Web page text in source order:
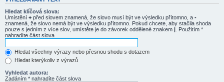
Hledat klíčová slova:
Umístění + před slovem znamená, že slovo musí být ve výsledku přítomno, a -
znamená, že slovo nemá být ve výsledku přítomno. Pokud chcete, aby stačila shoda
pouze s jedním z více slov, umístěte je do závorek oddělené znakem
. Použitím *
nahradíte část slova
Hledat všechny výrazy nebo přesnou shodu s dotazem
Hledat kterýkoliv z výrazů
Vyhledat autora:
Zadáním * nahradíte část slova